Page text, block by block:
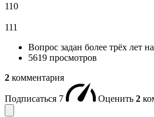
110
111
Вопрос задан более трёх лет
5619 просмотров
2 комментария
Подписаться 7 Оценить 2